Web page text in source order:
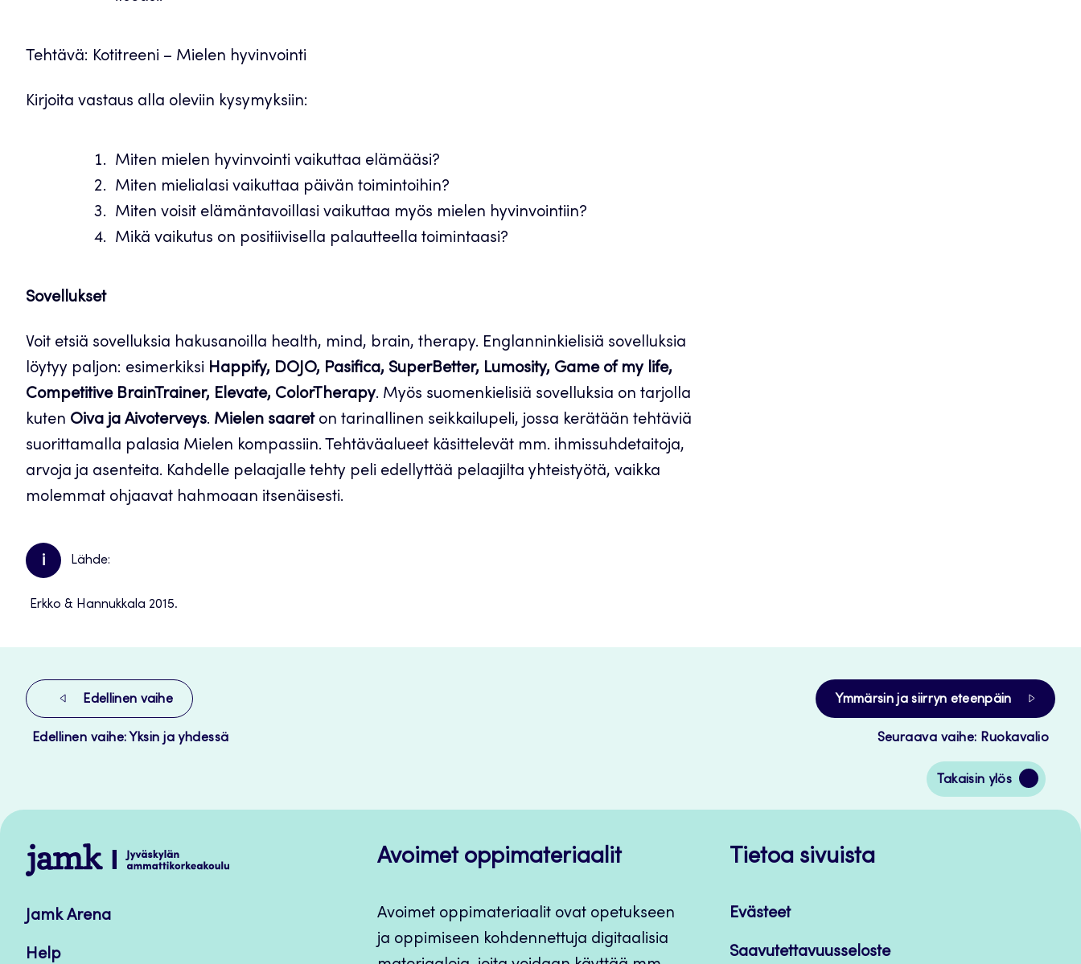
Tehtävä: Kotitreeni – Mielen hyvinvointi
Kirjoita vastaus alla oleviin kysymyksiin:
Miten mielen hyvinvointi vaikuttaa elämääsi?
Miten mielialasi vaikuttaa päivän toimintoihin?
Miten voisit elämäntavoillasi vaikuttaa myös mielen hyvinvointiin?
Mikä vaikutus on positiivisella palautteella toimintaasi?
Sovellukset
Voit etsiä sovelluksia hakusanoilla health, mind, brain, therapy. Englanninkielisiä sovelluksia
löytyy paljon: esimerkiksi Happify, DOJO, Pasifica, SuperBetter, Lumosity, Game of my life,
Competitive BrainTrainer, Elevate, ColorTherapy. Myös suomenkielisiä sovelluksia on tarjolla
kuten Oiva ja Aivoterveys. Mielen saareton tarinallinen seikkailupeli, jossa kerätään tehtäviä
suorittamalla palasia Mielen kompassiin. Tehtäväalueet käsittelevät mm. ihmissuhdetaitoja,
arvoja ja asenteita. Kahdelle pelaajalle tehty peli edellyttää pelaajilta yhteistyötä, vaikka
molemmat ohjaavat hahmoaan itsenäisesti.
i Lähde:
Erkko & Hannukkala 2015.
Ymmärsin ja siirryn eteenpäin
Seuraava vaihe: Ruokavalio
Edellinen vaihe
Edellinen vaihe: Yksin ja yhdessä
Takaisin ylös
Siirry
takaisin
Jamk
–
Avoimet
Jamk Arena
Help
Avoimet oppimateriaalit
Avoimet oppimateriaalit ovat opetukseen
ja oppimiseen kohdennettuja digitaalisia
Tietoa sivuista
Evästeet
Saavutettavuusseloste